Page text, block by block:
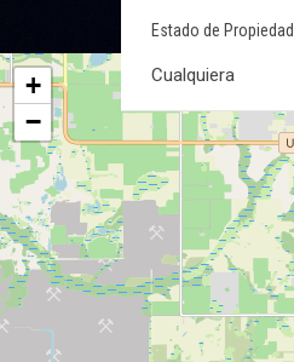
Estado de Propiedad
Cualquiera
+
−